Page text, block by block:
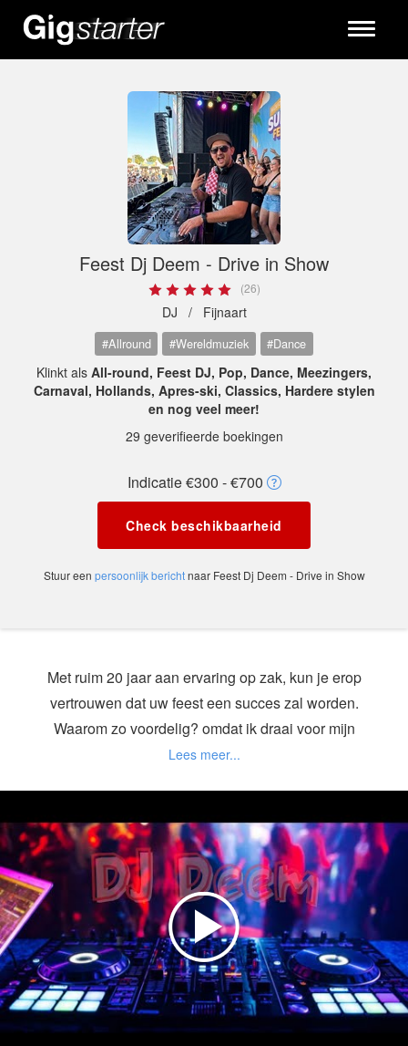
Toggle
Feest Dj Deem - Drive in Show
(26)
DJ / Fijnaart
#Allround #Wereldmuziek #Dance
Klinkt als All-round, Feest DJ, Pop, Dance, Meezingers,
Carnaval, Hollands, Apres-ski, Classics, Hardere stylen
en nog veel meer!
29 geverifieerde boekingen
Indicatie €300 - €700
Check beschikbaarheid
Stuur een persoonlijk berichtnaar Feest Dj Deem - Drive in Show
Met ruim 20 jaar aan ervaring op zak, kun je erop
vertrouwen dat uw feest een succes zal worden.
Waarom zo voordelig? omdat ik draai voor mijn
plezier en mijn passie voor muziek... Je kan het zo
Iedereen met een feestelijk gevoel naar huis te
sturen na een fantastische avond op de dansvloer.
All-round, Pop, Feest, Classics, House, Carnaval,
Freestyle of Hardstyle. FeestDj Deem springt
letterlijk van hit naar hit voor jong en oud!
-Wat voor soort feest is er mogelijk?
Een volledige Drive-in show of alleen een dj voor
verjaardag, jubileum, festival, bedrijfsfeest, thema,
sweet16, schuur/tent-feest en nog veel meer !